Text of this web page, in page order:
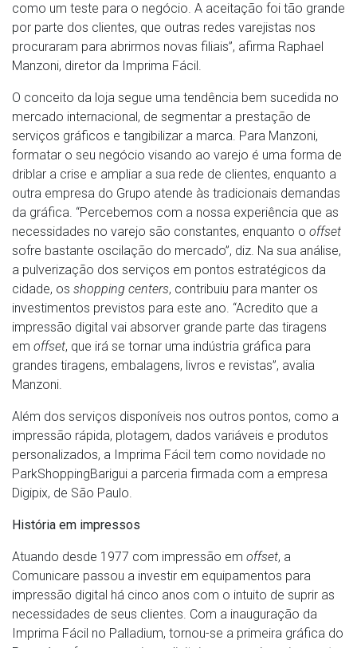
como um teste para o negócio. A aceitação foi tão grande
por parte dos clientes, que outras redes varejistas nos
procuraram para abrirmos novas filiais”, afirma Raphael
Manzoni, diretor da Imprima Fácil.
O conceito da loja segue uma tendência bem sucedida no
mercado internacional, de segmentar a prestação de
serviços gráficos e tangibilizar a marca. Para Manzoni,
formatar o seu negócio visando ao varejo é uma forma de
driblar a crise e ampliar a sua rede de clientes, enquanto a
outra empresa do Grupo atende às tradicionais demandas
da gráfica. “Percebemos com a nossa experiência que as
necessidades no varejo são constantes, enquanto o offset
sofre bastante oscilação do mercado”, diz. Na sua análise,
a pulverização dos serviços em pontos estratégicos da
cidade, os shopping centers, contribuiu para manter os
investimentos previstos para este ano. “Acredito que a
impressão digital vai absorver grande parte das tiragens
em offset, que irá se tornar uma indústria gráfica para
grandes tiragens, embalagens, livros e revistas”, avalia
Manzoni.
Além dos serviços disponíveis nos outros pontos, como a
impressão rápida, plotagem, dados variáveis e produtos
personalizados, a Imprima Fácil tem como novidade no
ParkShoppingBarigui a parceria firmada com a empresa
Digipix, de São Paulo.
História em impressos
Atuando desde 1977 com impressão em offset, a
Comunicare passou a investir em equipamentos para
impressão digital há cinco anos com o intuito de suprir as
necessidades de seus clientes. Com a inauguração da
Imprima Fácil no Palladium, tornou-se a primeira gráfica do